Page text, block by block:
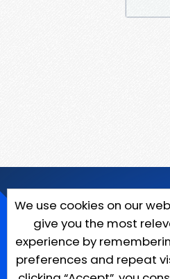
We use cookies on our
give you the most
experience by
preferences and repeat